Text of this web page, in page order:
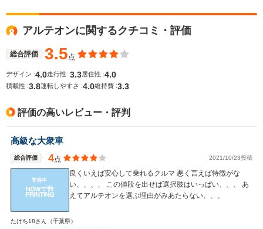
アルテオンに関するクチコミ・評価
総合評価 3.5点
デザイン :4.0走行性 :3.3 居住性 :4.0
積載性 :3.8運転しやすさ :4.0維持費 :3.3
評価の高いレビュー・評判
高級な大衆車
総合評価 4点 2021/10/23投稿
良くいえば安心して乗れるクルマ 悪く言えば特徴がな
い、、、、 この値段を出せば選択肢はいっぱい、、、 あ
えてアルテオンを選ぶ理由がみあたらない、、、
たけち18さん （千葉県）